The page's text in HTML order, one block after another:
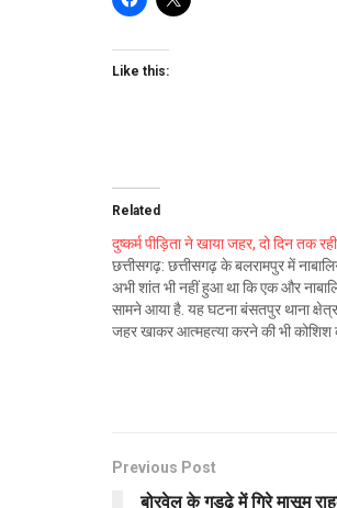
Like this:
Related
दुष्कर्म पीड़िता ने खाया जहर, दो दिन तक
छत्तीसगढ़: छत्तीसगढ़ के बलरामपुर में
अभी शांत भी नहीं हुआ था कि एक और
सामने आया है. यह घटना बंसतपुर थाना क्षेत्र
जहर खाकर आत्महत्या करने की भी कोशिश
Previous Post
बोरवेल के गड्ढे में गिरे मासूम